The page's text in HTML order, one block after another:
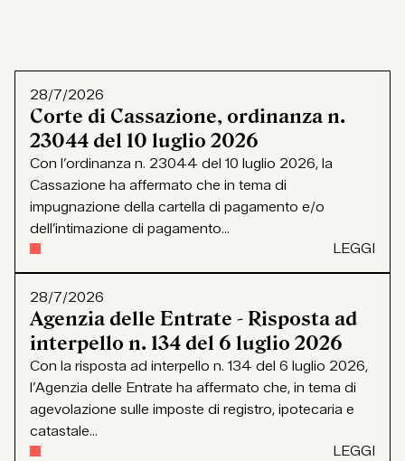
28/7/2026
Corte di Cassazione, ordinanza n.
23044 del 10 luglio 2026
Con l’ordinanza n. 23044 del 10 luglio 2026, la
Cassazione ha affermato che in tema di
impugnazione della cartella di pagamento e/o
dell’intimazione di pagamento...
LEGGI
28/7/2026
Agenzia delle Entrate - Risposta ad
interpello n. 134 del 6 luglio 2026
Con la risposta ad interpello n. 134 del 6 luglio 2026,
l’Agenzia delle Entrate ha affermato che, in tema di
agevolazione sulle imposte di registro, ipotecaria e
catastale...
LEGGI